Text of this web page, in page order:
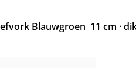
Blauwgroen 11 cm ·